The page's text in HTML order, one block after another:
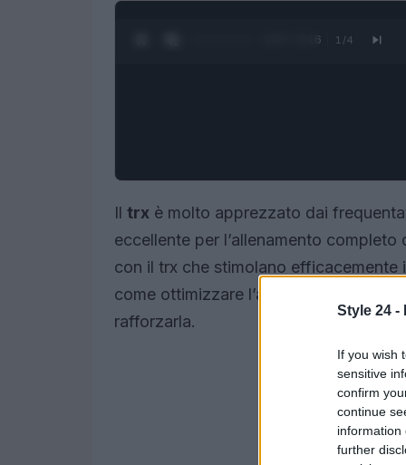
Style 24 -
If you wish
sensitive
confirm
continue
information
further
0:28 / 3:16 1 /4
Il trx è molto apprezzato dai
eccellente per l’allenamento
con il trx che stimolano
come ottimizzare l’allenamento della
rafforzarla.